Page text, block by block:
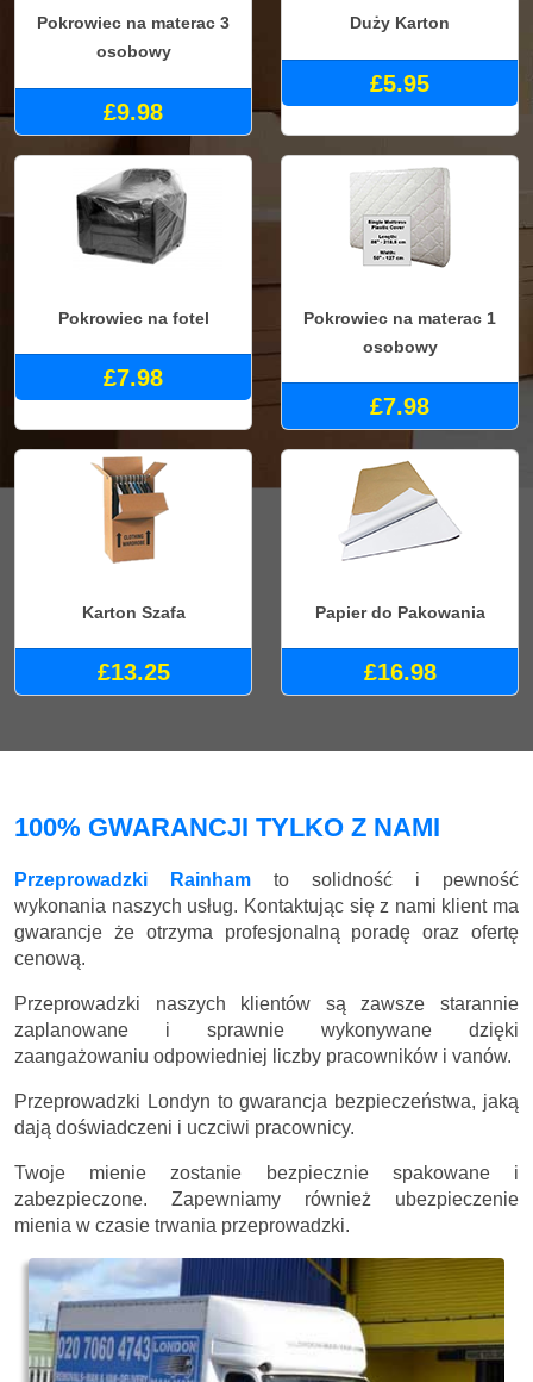
Pokrowiec na materac 3
osobowy
£9.98
Duży Karton
£5.95
Pokrowiec na fotel
£7.98
Pokrowiec na materac 1
osobowy
£7.98
Karton Szafa
£13.25
Papier do Pakowania
£16.98
100% GWARANCJI TYLKO Z NAMI
Przeprowadzki Rainham to solidność i pewność
wykonania naszych usług. Kontaktując się z nami klient ma
gwarancje że otrzyma profesjonalną poradę oraz ofertę
cenową.
Przeprowadzki naszych klientów są zawsze starannie
zaplanowane i sprawnie wykonywane dzięki
zaangażowaniu odpowiedniej liczby pracowników i vanów.
Przeprowadzki Londyn to gwarancja bezpieczeństwa, jaką
dają doświadczeni i uczciwi pracownicy.
Twoje mienie zostanie bezpiecznie spakowane i
zabezpieczone. Zapewniamy również ubezpieczenie
mienia w czasie trwania przeprowadzki.